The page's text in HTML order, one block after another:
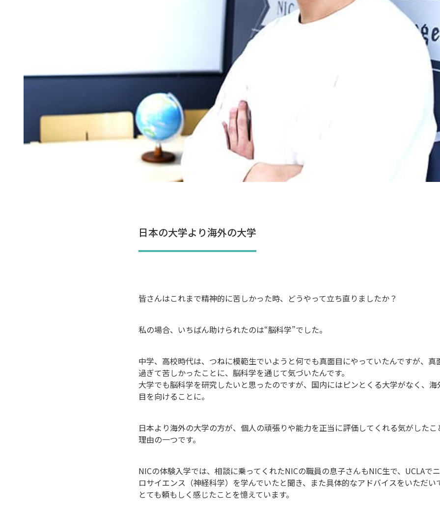
日本の大学より海外の大学
皆さんはこれまで精神的に苦しかった時、どうやって立ち直りましたか？
私の場合、いちばん助けられたのは“脳科学”でした。
中学、高校時代は、つねに模範生でいようと何でも真面目にやっていたんですが、真
過ぎて苦しかったことに、脳科学を通じて気づいたんです。
大学でも脳科学を研究したいと思ったのですが、国内にはピンとくる大学がなく、海
目を向けることに。
日本より海外の大学の方が、個人の頑張りや能力を正当に評価してくれる気がしたこ
理由の一つです。
NICの体験入学では、相談に乗ってくれたNICの職員の息子さんもNIC生で、UCLAで
ロサイエンス（神経科学）を学んでいたと聞き、また具体的なアドバイスをいただい
とても頼もしく感じたことを憶えています。